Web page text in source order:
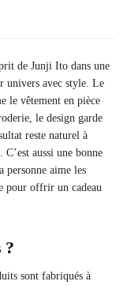
de Junji Ito dans une
univers avec style. Le
le vêtement en pièce
le design garde
reste naturel à
aussi une bonne
personne aime les
pour offrir un cadeau
?
sont fabriqués à